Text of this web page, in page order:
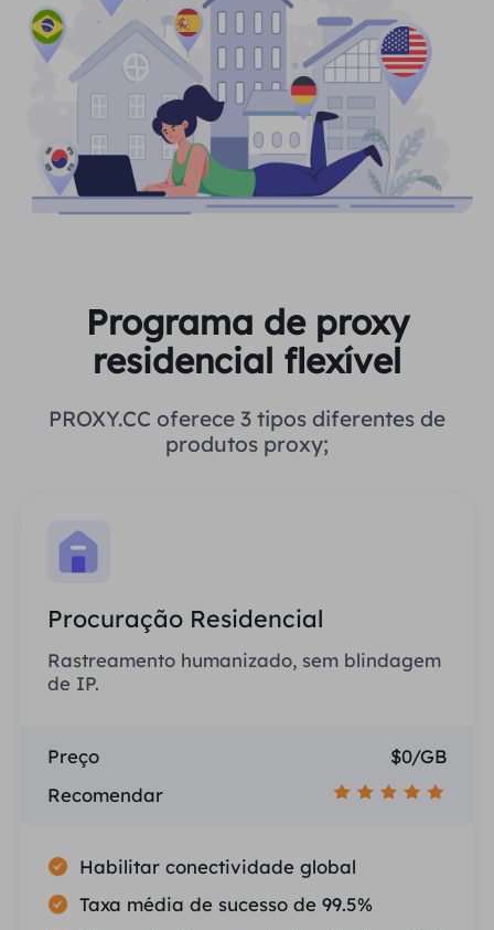
Programa de proxy
residencial flexível
PROXY.CC oferece 3 tipos diferentes de
produtos proxy;
Procuração Residencial
Rastreamento humanizado, sem blindagem
de IP.
Preço
$0/GB
Recomendar
Habilitar conectividade global
Taxa média de sucesso de 99.5%